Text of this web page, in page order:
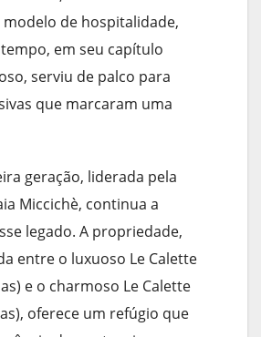
de hospitalidade,
em seu capítulo
serviu de palco para
que marcaram uma
geração, liderada pela
Miccichè, continua a
legado. A propriedade,
entre o luxuoso Le Calette
e o charmoso Le Calette
oferece um refúgio que